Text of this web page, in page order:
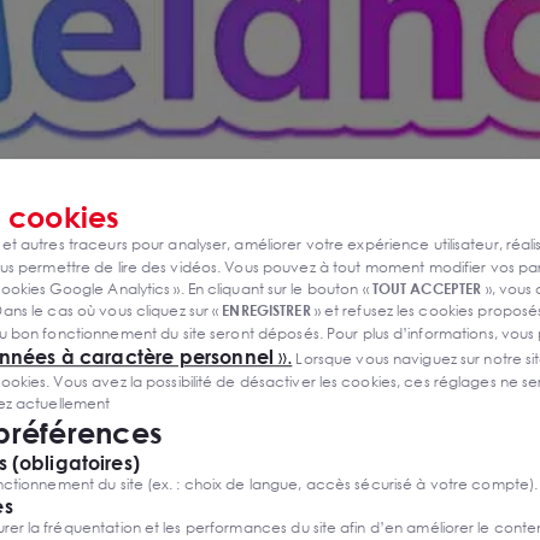
bail 250m2 de bureaux en hyper centre ville de Reims.
cookies
et autres traceurs pour analyser, améliorer votre expérience utilisateur,
permettre de lire des vidéos. Vous pouvez à tout moment modifier vos
Google Analytics ». En cliquant sur le bouton «TOUT ACCEPTER »,
le cas où vous cliquez sur « ENREGISTRER» et refusez les cookies
bon fonctionnement du site seront déposés. Pour plus d’informations,
à caractère personnel ». Lorsque vous naviguez sur notre
Vous avez la possibilité de désactiver les cookies, ces réglages ne
actuellement
(obligatoires)
du site (ex. : choix de langue, accès sécurisé à votre compte).
la fréquentation et les performances du site afin d’en améliorer le